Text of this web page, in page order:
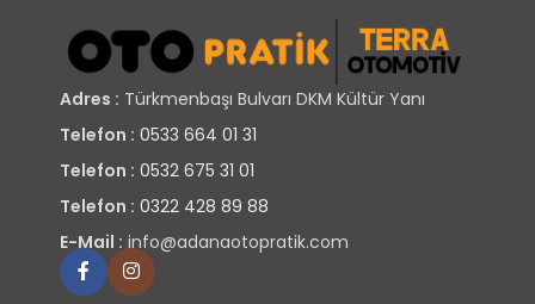
Adres : Türkmenbaşı Bulvarı DKM Kültür Yanı
Telefon : 0533 664 01 31
Telefon : 0532 675 31 01
Telefon : 0322 428 89 88
E-Mail : info@adanaotopratik.com